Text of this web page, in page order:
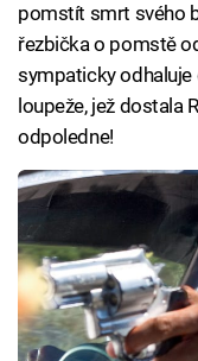
pomstít smrt svého
řezbička o pomstě
sympaticky odhaluje
loupeže, jež dostala
odpoledne!